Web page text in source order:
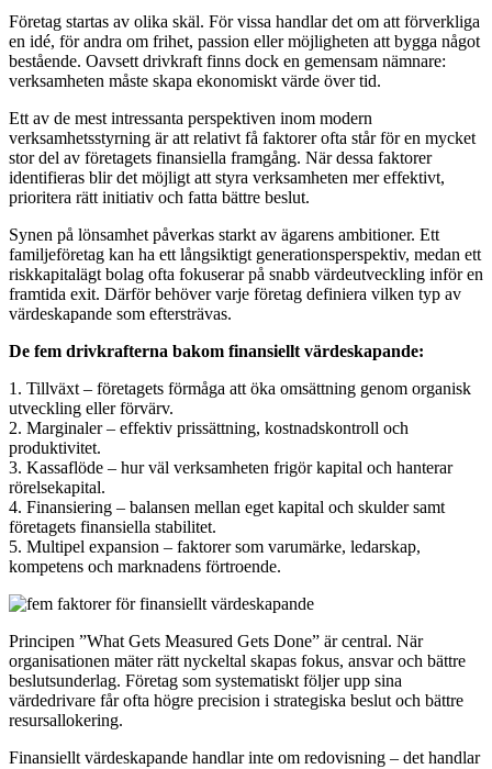
Företag startas av olika skäl. För vissa handlar det om att förverkliga
en idé, för andra om frihet, passion eller möjligheten att bygga något
bestående. Oavsett drivkraft finns dock en gemensam nämnare:
verksamheten måste skapa ekonomiskt värde över tid.
Ett av de mest intressanta perspektiven inom modern
verksamhetsstyrning är att relativt få faktorer ofta står för en mycket
stor del av företagets finansiella framgång. När dessa faktorer
identifieras blir det möjligt att styra verksamheten mer effektivt,
prioritera rätt initiativ och fatta bättre beslut.
Synen på lönsamhet påverkas starkt av ägarens ambitioner. Ett
familjeföretag kan ha ett långsiktigt generationsperspektiv, medan ett
riskkapitalägt bolag ofta fokuserar på snabb värdeutveckling inför en
framtida exit. Därför behöver varje företag definiera vilken typ av
värdeskapande som eftersträvas.
De fem drivkrafterna bakom finansiellt värdeskapande:
1. Tillväxt – företagets förmåga att öka omsättning genom organisk
utveckling eller förvärv.
2. Marginaler – effektiv prissättning, kostnadskontroll och
produktivitet.
3. Kassaflöde – hur väl verksamheten frigör kapital och hanterar
rörelsekapital.
4. Finansiering – balansen mellan eget kapital och skulder samt
företagets finansiella stabilitet.
5. Multipel expansion – faktorer som varumärke, ledarskap,
kompetens och marknadens förtroende.
Principen ”What Gets Measured Gets Done” är central. När
organisationen mäter rätt nyckeltal skapas fokus, ansvar och bättre
beslutsunderlag. Företag som systematiskt följer upp sina
värdedrivare får ofta högre precision i strategiska beslut och bättre
resursallokering.
Finansiellt värdeskapande handlar inte om redovisning – det handlar